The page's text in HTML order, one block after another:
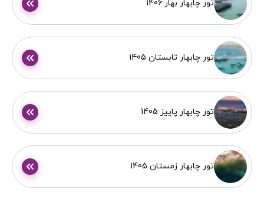
تور چابهار بهار 1406
تور چابهار تابستان 1405
تور چابهار پاییز 1405
تور چابهار زمستان 1405